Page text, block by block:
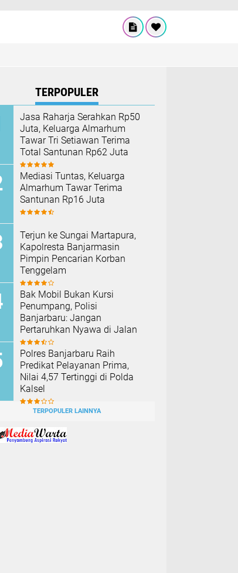
TERPOPULER
Jasa Raharja Serahkan Rp50
Juta, Keluarga Almarhum
Tawar Tri Setiawan Terima
Total Santunan Rp62 Juta
Mediasi Tuntas, Keluarga
Almarhum Tawar Terima
Santunan Rp16 Juta
Terjun ke Sungai Martapura,
Kapolresta Banjarmasin
Pimpin Pencarian Korban
Tenggelam
Bak Mobil Bukan Kursi
Penumpang, Polisi
Banjarbaru: Jangan
Pertaruhkan Nyawa di Jalan
Polres Banjarbaru Raih
Predikat Pelayanan Prima,
Nilai 4,57 Tertinggi di Polda
Kalsel
TERPOPULER LAINNYA